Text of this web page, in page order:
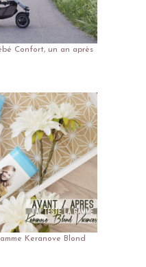
Confort, un an après
Keranove Blond